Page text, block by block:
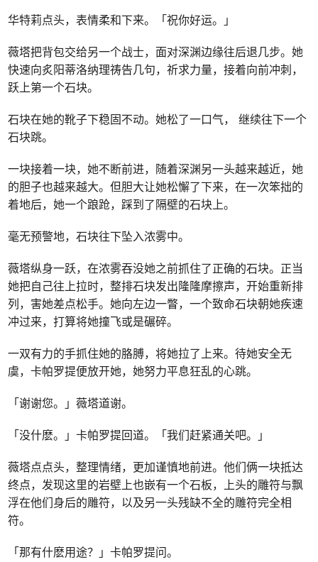
华特莉点头，表情柔和下来。「祝你好运。」
薇塔把背包交给另一个战士，面对深渊边缘往后退几步。她
快速向炙阳蒂洛纳理祷告几句，祈求力量，接着向前冲刺，
跃上第一个石块。
石块在她的靴子下稳固不动。她松了一口气， 继续往下一个
石块跳。
一块接着一块，她不断前进，随着深渊另一头越来越近，她
的胆子也越来越大。但胆大让她松懈了下来，在一次笨拙的
着地后，她一个踉跄，踩到了隔壁的石块上。
毫无预警地，石块往下坠入浓雾中。
薇塔纵身一跃，在浓雾吞没她之前抓住了正确的石块。正当
她把自己往上拉时，整排石块发出隆隆摩擦声，开始重新排
列，害她差点松手。她向左边一瞥，一个致命石块朝她疾速
冲过来，打算将她撞飞或是碾碎。
一双有力的手抓住她的胳膊，将她拉了上来。待她安全无
虞，卡帕罗提便放开她，她努力平息狂乱的心跳。
「谢谢您。」薇塔道谢。
「没什麽。」卡帕罗提回道。「我们赶紧通关吧。」
薇塔点点头，整理情绪，更加谨慎地前进。他们俩一块抵达
终点，发现这里的岩壁上也嵌有一个石板，上头的雕符与飘
浮在他们身后的雕符，以及另一头残缺不全的雕符完全相
符。
「那有什麽用途？」卡帕罗提问。